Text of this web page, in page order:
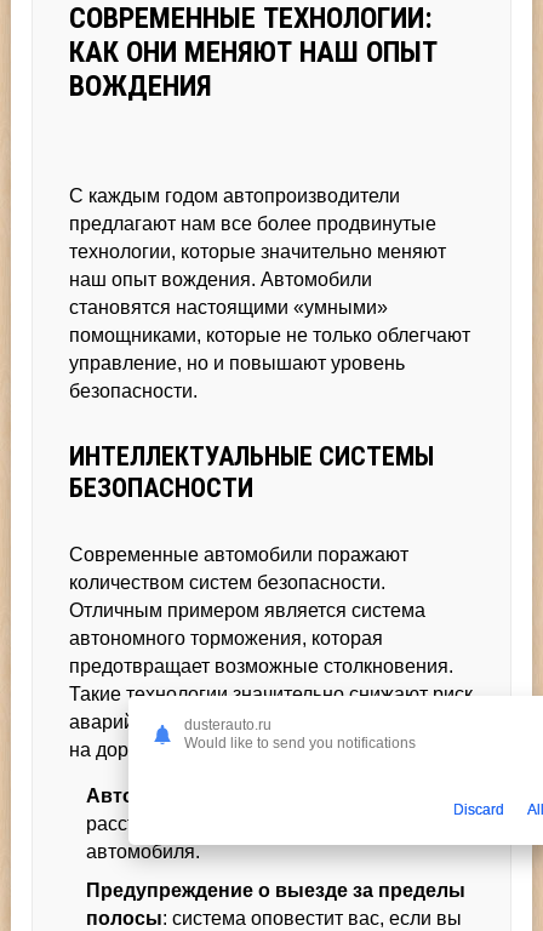
СОВРЕМЕННЫЕ ТЕХНОЛОГИИ:
КАК ОНИ МЕНЯЮТ НАШ ОПЫТ
ВОЖДЕНИЯ
С каждым годом автопроизводители
предлагают нам все более продвинутые
технологии, которые значительно меняют
наш опыт вождения. Автомобили
становятся настоящими «умными»
помощниками, которые не только облегчают
управление, но и повышают уровень
безопасности.
ИНТЕЛЛЕКТУАЛЬНЫЕ СИСТЕМЫ
БЕЗОПАСНОСТИ
Современные автомобили поражают
количеством систем безопасности.
Отличным примером является система
автономного торможения, которая
предотвращает возможные столкновения.
Такие технологии значительно снижают риск
аварий и становятся настоящим спасением
на дороге.
Автоматы контроля движения
расстояние до впереди идущего
автомобиля.
Предупреждение о выезде за пределы
полосы: система оповестит вас, если вы
dusterauto.ru
Would like to send you notifications
Discard